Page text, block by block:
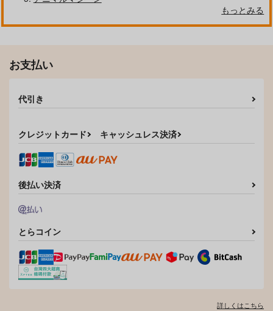
もっとみる
お支払い
代引き
クレジットカード キャッシュレス決済
後払い決済
とらコイン
詳しくはこちら